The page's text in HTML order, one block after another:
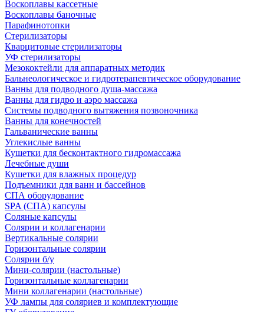
Воскоплавы кассетные
Воскоплавы баночные
Парафинотопки
Стерилизаторы
Кварцитовые стерилизаторы
УФ стерилизаторы
Мезококтейли для аппаратных методик
Бальнеологическое и гидротерапевтическое оборудование
Ванны для подводного душа-массажа
Ванны для гидро и аэро массажа
Системы подводного вытяжения позвоночника
Ванны для конечностей
Гальванические ванны
Углекислые ванны
Кушетки для бесконтактного гидромассажа
Лечебные души
Кушетки для влажных процедур
Подъемники для ванн и бассейнов
СПА оборудование
SPA (СПА) капсулы
Соляные капсулы
Солярии и коллагенарии
Вертикальные солярии
Горизонтальные солярии
Солярии б/у
Мини-солярии (настольные)
Горизонтальные коллагенарии
Мини коллагенарии (настольные)
УФ лампы для соляриев и комплектующие